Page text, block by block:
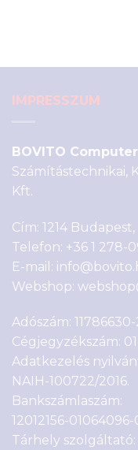
IMPRESSZUM
BOVITO
Számítástechnikai,
Kft.
Cím: 1214
Telefon: +36 1 278-
E-mail:
Webshop:
Adószám:
Cégjegyzékszám:
Adatkezelés
NAIH-100722/2016.
Bankszámlaszám:
12012156-
Tárhely